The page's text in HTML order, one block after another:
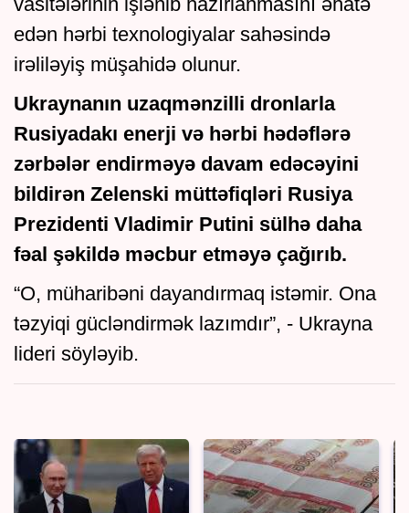
edən hərbi texnologiyalar sahəsində
irəliləyiş müşahidə olunur.
Ukraynanın uzaqmənzilli dronlarla
Rusiyadakı enerji və hərbi hədəflərə
zərbələr endirməyə davam edəcəyini
bildirən Zelenski müttəfiqləri Rusiya
Prezidenti Vladimir Putini sülhə daha
fəal şəkildə məcbur etməyə çağırıb.
“O, müharibəni dayandırmaq istəmir. Ona
təzyiqi gücləndirmək lazımdır”, - Ukrayna
lideri söyləyib.